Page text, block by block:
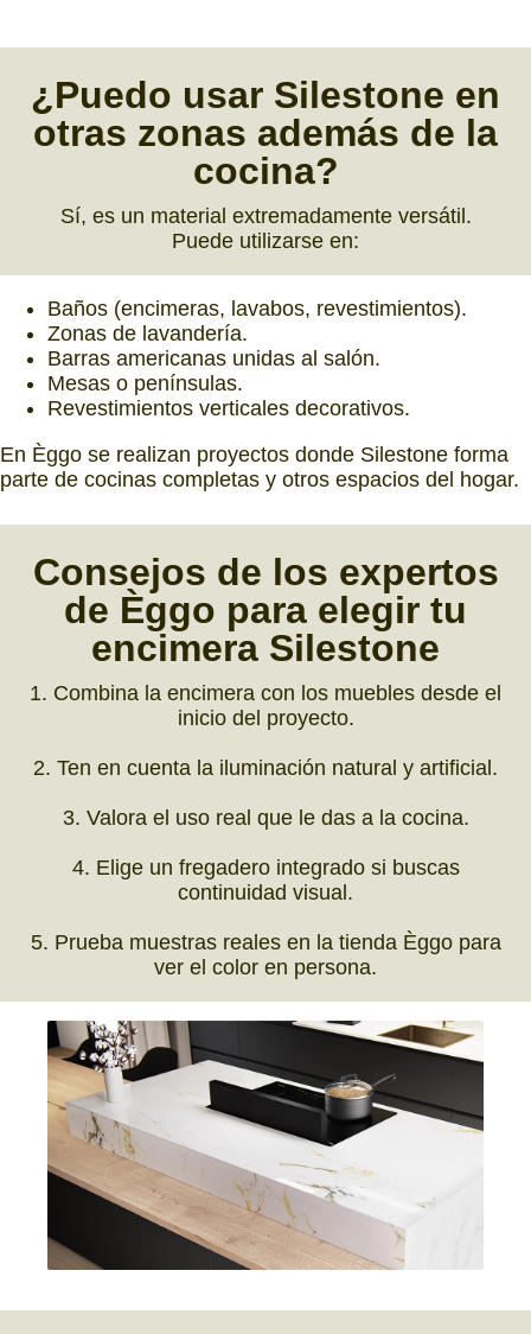
¿Puedo usar Silestone en
otras zonas además de la
cocina?
Sí, es un material extremadamente versátil.
Puede utilizarse en:
Baños (encimeras, lavabos, revestimientos).
Zonas de lavandería.
Barras americanas unidas al salón.
Mesas o penínsulas.
Revestimientos verticales decorativos.
En Èggo se realizan proyectos donde Silestone forma
parte de cocinas completas y otros espacios del hogar.
Consejos de los expertos
de Èggo para elegir tu
encimera Silestone
1. Combina la encimera con los muebles desde el
inicio del proyecto.
2. Ten en cuenta la iluminación natural y artificial.
3. Valora el uso real que le das a la cocina.
4. Elige un fregadero integrado si buscas
continuidad visual.
5. Prueba muestras reales en la tienda Èggo para
ver el color en persona.